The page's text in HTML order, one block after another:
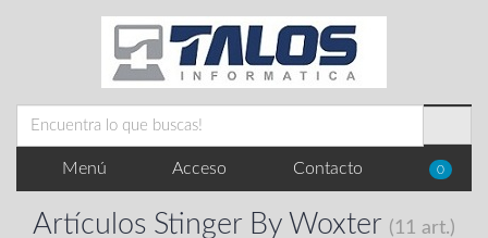
Menú Acceso Contacto 0
Artículos Stinger By Woxter (11 art.)